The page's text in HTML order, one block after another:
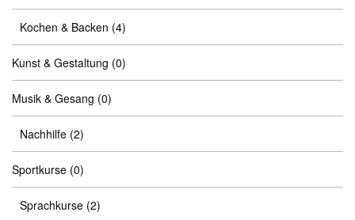
Kochen & Backen (4)
Kunst & Gestaltung (0)
Musik & Gesang (0)
Nachhilfe (2)
Sportkurse (0)
Sprachkurse (2)